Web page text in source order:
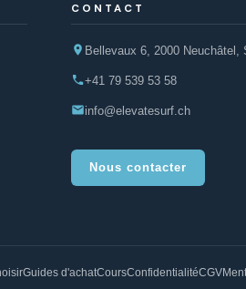
CONTACT
Bellevaux 6, 2000 Neuchâtel,
+41 79 539 53 58
info@elevatesurf.ch
Nous contacter
Guides d'achatCoursConfidentialitéCGV